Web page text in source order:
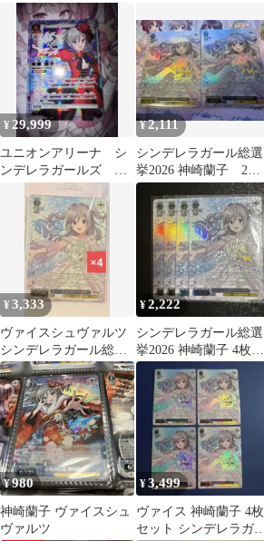
挙2026 神崎蘭子(サイ
ン入り)
¥29,999
ユニオンアリーナ シ
ンデレラガールズ 神
崎蘭子 パラレル
SR★★
¥2,111
シンデレラガール総選
挙2026 神崎蘭子 2枚
セット ヴァイスシュ
ヴァルツ
¥3,333
ヴァイスシュヴァルツ
シンデレラガール総選
挙2026 神崎蘭子 SR 4枚
セット
¥2,222
シンデレラガール総選
挙2026 神崎蘭子 4枚セ
ット
¥980
神崎蘭子 ヴァイスシュ
ヴァルツ
¥3,499
ヴァイス 神崎蘭子 4枚
セット シンデレラガー